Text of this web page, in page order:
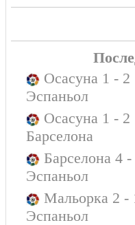
Осасуна 1 - 2
Эспаньол
Осасуна 1 - 2
Барселона
Барселона 4 -
Эспаньол
Мальорка 2 -
Эспаньол